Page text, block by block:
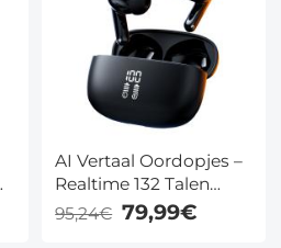
AI Vertaal Oordopjes –
Realtime 132 Talen
Accenten, Spraak en
Video Vertaling,
95,24€ 79,99€